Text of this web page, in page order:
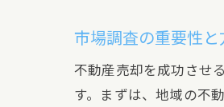
市場調査の重要性と
不動産売却を成功させ
す。まずは、地域の不